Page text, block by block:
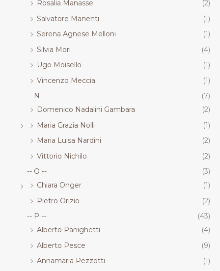
Rosalia Manasse
(2)
Salvatore Manenti
(1)
Serena Agnese Melloni
(1)
Silvia Mori
(4)
Ugo Moisello
(1)
Vincenzo Meccia
(1)
-- N--
(7)
Domenico Nadalini Gambara
(2)
Maria Grazia Nolli
(1)
Maria Luisa Nardini
(2)
Vittorio Nichilo
(2)
-- O --
(3)
Chiara Onger
(1)
Pietro Orizio
(2)
-- P --
(43)
Alberto Panighetti
(4)
Alberto Pesce
(9)
Annamaria Pezzotti
(1)